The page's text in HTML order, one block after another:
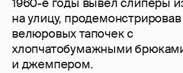
1960-е годы вывел слиперы
на улицу,
велюровых тапочек с
хлопчатобумажными
и джемпером.